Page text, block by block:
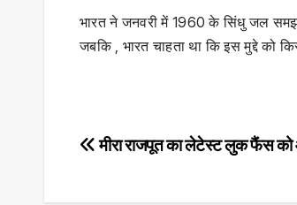
भारत ने जनवरी में 1960 के सिंधु जल
जबकि , भारत चाहता था कि इस मुद्दे को
Post
मीरा राजपूत का लेटेस्ट लुक फैंस